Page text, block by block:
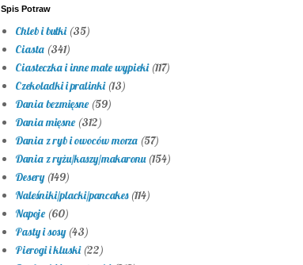
Spis Potraw
Chleb i bułki (35)
Ciasta (341)
Ciasteczka i inne małe wypieki (117)
Czekoladki i pralinki (13)
Dania bezmięsne (59)
Dania mięsne (312)
Dania z ryb i owoców morza (57)
Dania z ryżu/kaszy/makaronu (154)
Desery (149)
Naleśniki/placki/pancakes (114)
Napoje (60)
Pasty i sosy (43)
Pierogi i kluski (22)